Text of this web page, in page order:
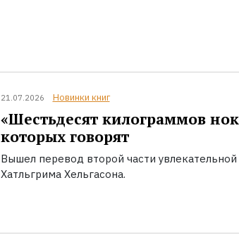
21.07.2026 Новинки книг
«Шестьдесят килограммов
которых говорят
Вышел перевод второй части
Хатльгрима Хельгасона.